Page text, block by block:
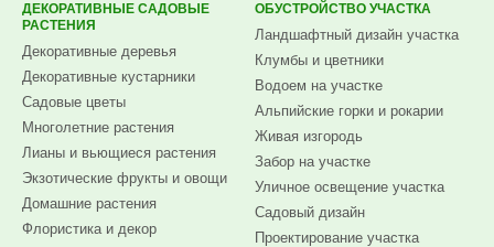
ДЕКОРАТИВНЫЕ САДОВЫЕ
РАСТЕНИЯ
Декоративные деревья
Декоративные кустарники
Садовые цветы
Многолетние растения
Лианы и вьющиеся растения
Экзотические фрукты и овощи
Домашние растения
Флористика и декор
ОБУСТРОЙСТВО УЧАСТКА
Ландшафтный дизайн участка
Клумбы и цветники
Водоем на участке
Альпийские горки и рокарии
Живая изгородь
Забор на участке
Уличное освещение участка
Садовый дизайн
Проектирование участка